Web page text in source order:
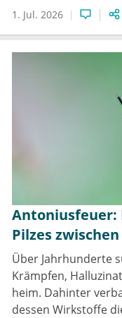
1. Jul. 2026
Antoniusfeuer:
Pilzes
Über Jahrhunderte
Krämpfen,
heim. Dahinter
dessen Wirkstoffe